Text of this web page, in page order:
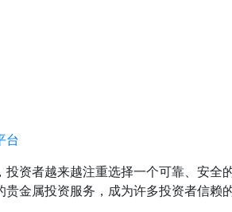
台
资者越来越注重选择一个可靠、安
贵金属投资服务，成为许多投资者信赖